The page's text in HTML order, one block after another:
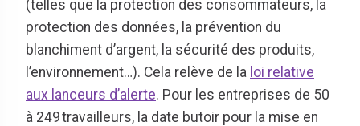
(telles que la protection des consommateurs, la
protection des données, la prévention du
blanchiment d’argent, la sécurité des produits,
l’environnement…). Cela relève de la loi relative
aux lanceurs d’alerte. Pour les entreprises de 50
à 249 travailleurs, la date butoir pour la mise en